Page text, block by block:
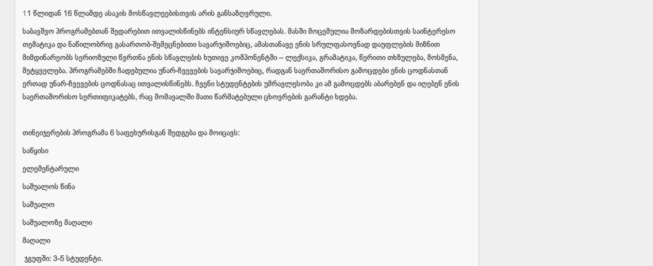
1 1 წლიდან 16 წლამდე ასაკის მოსწავლეებისთვის არის განსაზღვრული.
საბავშვო პროგრამებთან შედარებით ითვალისწინებს ინტენსიურ სწავლებას. მასში მოცემულია მოზარდებისთვის საინტერესო
თემატიკა და ნაწილობრივ გასართობ-შემეცნებითი სავარჯიშოებიც, ამასთანავე ენის სრულფასოვნად დაუფლების მიზნით
მიმდინარეობს სერიოზული წვრთნა ენის სწავლების ხუთივე კომპონენტში – ლექსიკა, გრამატიკა, წერითი თხზულება, მოსმენა,
მეტყველება. პროგრამებში ჩადებულია უნარ-ჩვევების სავარჯიშოებიც, რადგან საერთაშორისო გამოცდები ენის ცოდნასთან
ერთად უნარ-ჩვევების ცოდნასაც ითვალისწინებს. ჩვენი სტუდენტების უმრავლესობა კი ამ გამოცდებს აბარებენ და იღებენ ენის
საერთაშორისო სერთიფიკატებს, რაც მომავალში მათი წარმატებული ცხოვრების გარანტი ხდება.
თინეიჯერების პროგრამა 6 საფეხურისგან შედგება და მოიცავს:
საწყისი
ელემენტარული
საშუალოს წინა
საშუალო
საშუალოზე მაღალი
მაღალი
ჯგუფში: 3-5 სტუდენტი.